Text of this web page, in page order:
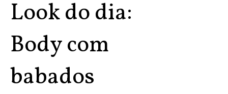
Look do dia:
Body com
babados